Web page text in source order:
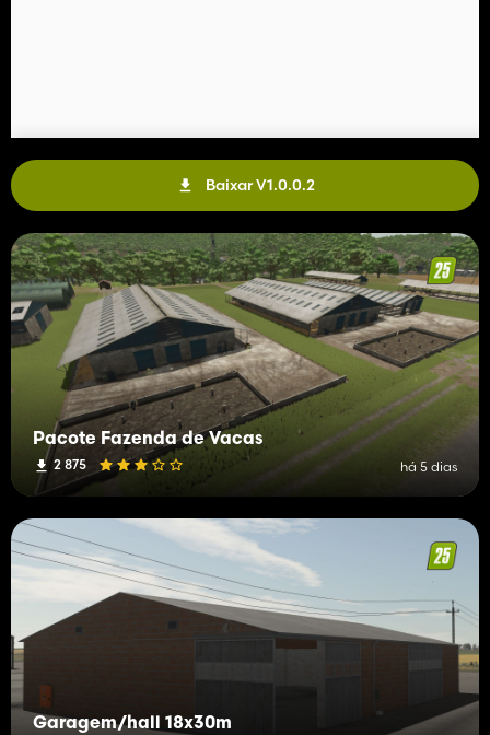
Baixar V1.0.0.2
Pacote Fazenda de Vacas
2 875 há 5 dias
Garagem/hall 18x30m